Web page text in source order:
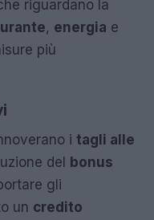
riguardano la
, energia e
più
i tagli alle
del bonus
gli
un credito